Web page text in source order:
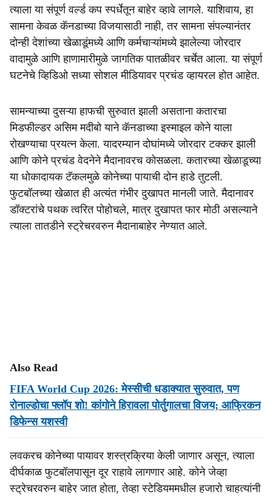
त्याला या संपूर्ण वर्ल्ड कप स्पर्धेतून बाहेर व्हावे लागले. याशिवाय, हा
सामना केवळ कॅनडाच्या विजयासाठी नाही, तर सामना संपल्यानंतर
दोन्ही देशांच्या खेळाडूंमध्ये आणि कर्मचाऱ्यांमध्ये झालेल्या जोरदार
वादामुळे आणि हाणामारीमुळे जागतिक पातळीवर चर्चेत आला. या संपूर्ण
घटनेचे व्हिडिओ सध्या सोशल मीडियावर प्रचंड व्हायरल होत आहेत.
सामन्याच्या दुसऱ्या हाफची सुरुवात झाली असताना कतारचा
मिडफील्डर असिम मदीबो याने कॅनडाच्या इस्माइल कोने याला
रोखण्याचा प्रयत्न केला. यादरम्यान दोघांमध्ये जोरदार टक्कर झाली
आणि कोने प्रचंड वेदनेने मैदानावरच कोसळला. कतारच्या खेळाडूच्या
या धोकादायक टॅकलमुळे कोनेच्या पायाची दोन हाडे तुटली.
फुटबॉलच्या खेळात ही अत्यंत गंभीर दुखापत मानली जाते. मैदानावर
डॉक्टरांचे पथक त्वरित पोहोचले, मात्र दुखापत फार मोठी असल्याने
त्याला तातडीने स्ट्रेचरवरुन मैदानाबाहेर नेण्यात आले.
Also Read
FIFA World Cup 2026: मेस्सीची धडाक्यात सुरुवात, पण
रोनाल्डोचा फ्लॉप शो! कांगोने हिरावला पोर्तुगालचा विजय; आफ्रिकन
डिफेन्स यशस्वी
लवकरच कोनेच्या पायावर शस्त्रक्रिया केली जाणार असून, त्याला
दीर्घकाळ फुटबॉलपासून दूर राहावे लागणार आहे. कोने जेव्हा
स्ट्रेचरवरुन बाहेर जात होता, तेव्हा स्टेडियममधील हजारो चाहत्यांनी